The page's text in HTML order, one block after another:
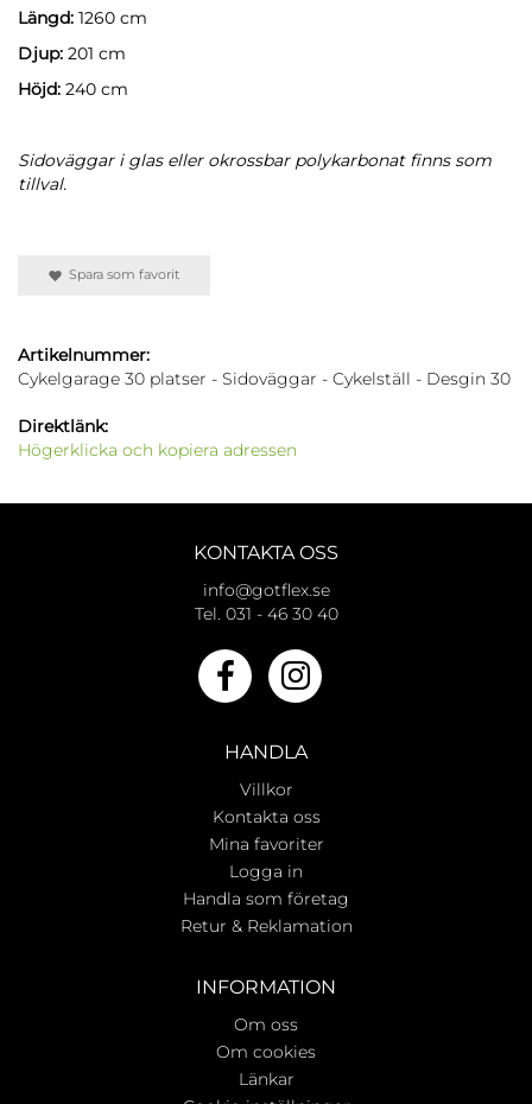
Längd: 1260 cm
Djup: 201 cm
Höjd: 240 cm
Sidoväggar i glas eller okrossbar polykarbonat finns som
tillval.
Spara som favorit
Artikelnummer:
Cykelgarage 30 platser - Sidoväggar - Cykelställ - Desgin 30
Direktlänk:
Högerklicka och kopiera adressen
KONTAKTA OSS
info@gotflex.se
Tel. 031 - 46 30 40
HANDLA
Villkor
Kontakta oss
Mina favoriter
Logga in
Handla som företag
Retur & Reklamation
INFORMATION
Om oss
Om cookies
Länkar